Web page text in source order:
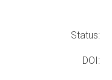
Status:
DOI: